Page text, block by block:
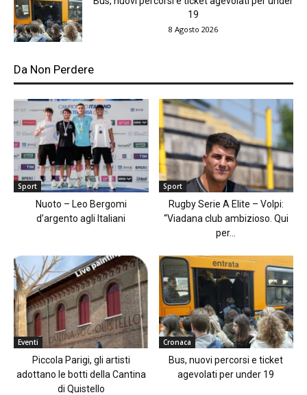
19
8 Agosto 2026
Da Non Perdere
Sport
Nuoto – Leo Bergomi
d’argento agli Italiani
Sport
Rugby Serie A Elite – Volpi:
“Viadana club ambizioso. Qui
per...
Eventi
Piccola Parigi, gli artisti
adottano le botti della Cantina
di Quistello
Cronaca
Bus, nuovi percorsi e ticket
agevolati per under 19